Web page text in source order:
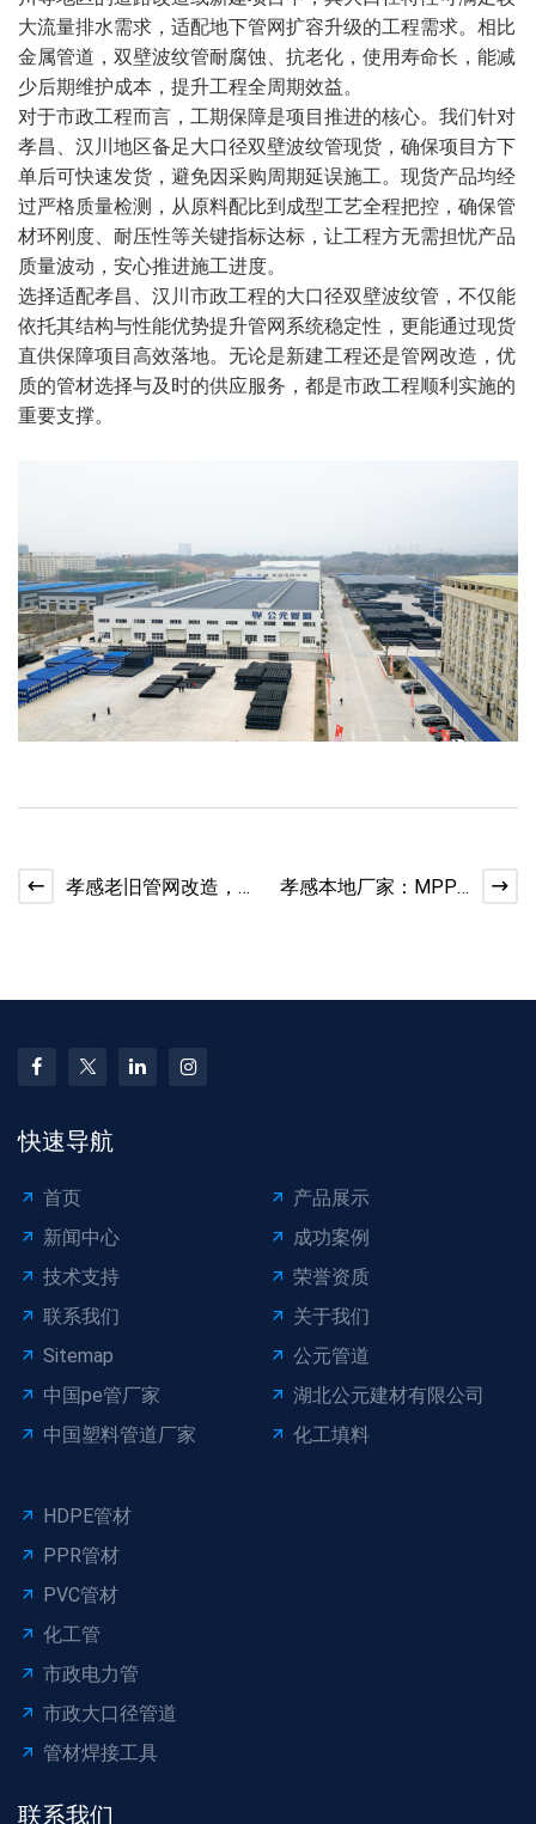
大流量排水需求，适配地下管网扩容升级的工程需求。相比
金属管道，双壁波纹管耐腐蚀、抗老化，使用寿命长，能减
少后期维护成本，提升工程全周期效益。
对于市政工程而言，工期保障是项目推进的核心。我们针对
孝昌、汉川地区备足大口径双壁波纹管现货，确保项目方下
单后可快速发货，避免因采购周期延误施工。现货产品均经
过严格质量检测，从原料配比到成型工艺全程把控，确保管
材环刚度、耐压性等关键指标达标，让工程方无需担忧产品
质量波动，安心推进施工进度。
选择适配孝昌、汉川市政工程的大口径双壁波纹管，不仅能
依托其结构与性能优势提升管网系统稳定性，更能通过现货
直供保障项目高效落地。无论是新建工程还是管网改造，优
质的管材选择与及时的供应服务，都是市政工程顺利实施的
重要支撑。
孝感老旧管网改造，
孝感本地厂家：MPP
快速导航
首页
产品展示
新闻中心
成功案例
技术支持
荣誉资质
联系我们
关于我们
Sitemap
公元管道
中国pe管厂家
湖北公元建材有限公司
中国塑料管道厂家
化工填料
HDPE管材
PPR管材
PVC管材
化工管
市政电力管
市政大口径管道
管材焊接工具
联系我们